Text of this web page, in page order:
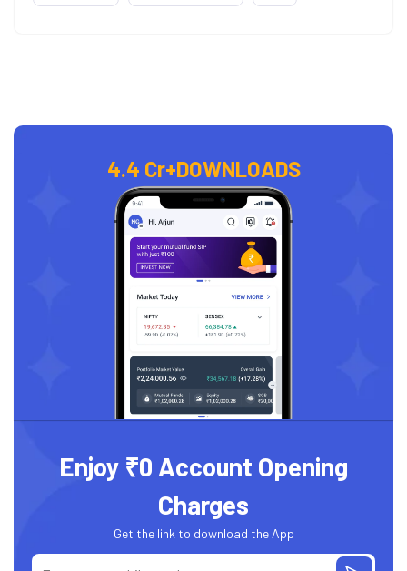
4.4 Cr+DOWNLOADS
Enjoy ₹0 Account Opening
Charges
Get the link to download the App